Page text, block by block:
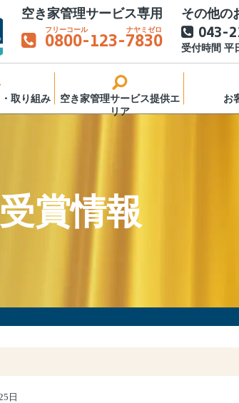
空き家管理サービス専用
0800-123-7830
その他の
043-
受付時間 平
取り組み
皆様へ
運営会社
空き家管理サービス提供エ
リア
お
賞情報
日